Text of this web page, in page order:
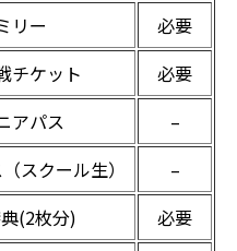
リー
必要
チケット
必要
アパス
–
スクール生）
–
(2枚分)
必要